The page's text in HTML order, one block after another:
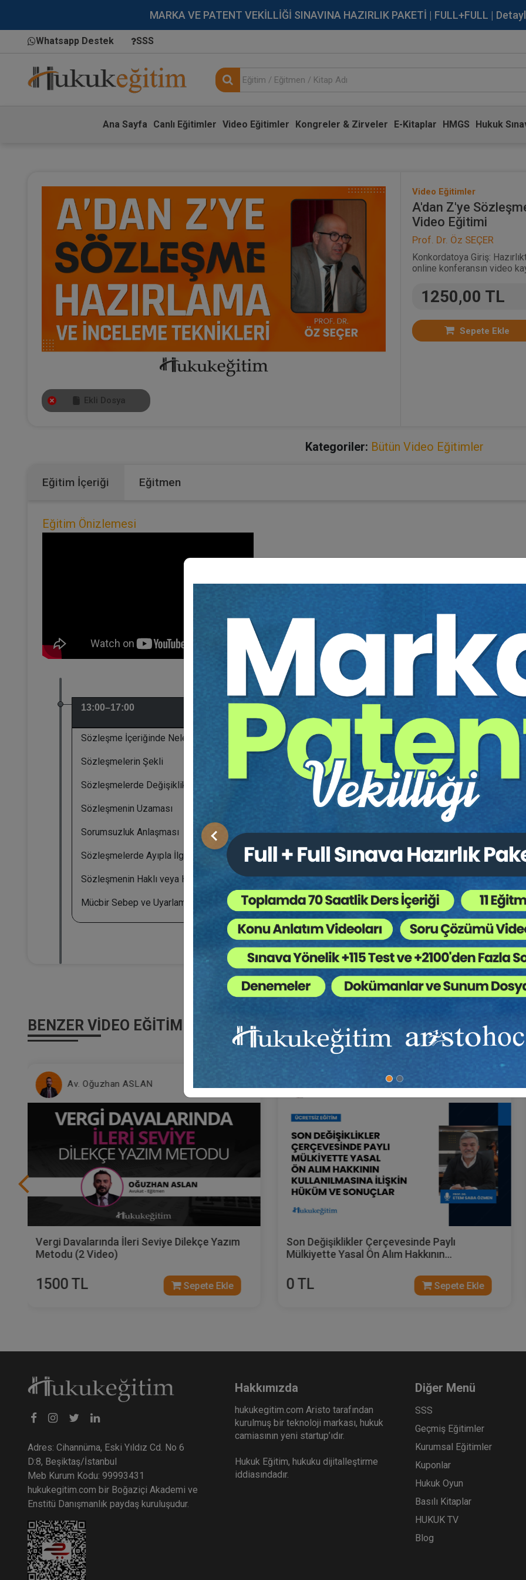
MARKA VE PATENT VEKİLLİĞİ SINAVINA HAZIRLIK PAKETİ | FULL+FULL |
Whatsapp Destek SSS
Ana Sayfa Canlı Eğitimler Video Eğitimler Kongreler & Zirveler E-Kitaplar HMGS Hukuk
Önceki
Ekli Dosya
Video Eğitimler
A'dan Z'ye
Video Eğitimi
Prof. Dr. Öz SEÇER
Konkordatoya Giriş:
online konferansın video
1250,00 TL
Sepete Ekle
Kategoriler: Bütün Video Eğitimler
Eğitim İçeriği Eğitmen
Eğitim Önizlemesi
A'dan Z'ye Sözleşme Hazırlama ve İnceleme Teknikleri
13:00–17:00
Sözleşme İçeriğinde Neler Olmalı
Sözleşmelerin Şekli
Sözleşmelerde Değişiklik
Sözleşmenin Uzaması
Sorumsuzluk Anlaşması
Sözleşmelerde Ayıpla İlgili Düzenlemeler
Sözleşmenin Haklı veya Haksız Fesih
Mücbir Sebep ve Uyarlama
BENZER VIDEO EĞITIMLER
Av. Oğuzhan ASLAN
Vergi Davalarında İleri Seviye Dilekçe Yazım
Metodu (2 Video)
1500 TL Sepete Ekle
Prof. Dr. Etem Saba ÖZMEN
Son Değişiklikler Çerçevesinde Paylı
Mülkiyette Yasal Ön Alım Hakkının
0 TL Sepete Ekle
Adres: Cihannüma, Eski Yıldız Cd. No 6
D:8, Beşiktaş/İstanbul
Meb Kurum Kodu: 99993431
hukukegitim.com bir Boğaziçi Akademi ve
Enstitü Danışmanlık paydaş kuruluşudur.
Hakkımızda
hukukegitim.com Aristo tarafından
kurulmuş bir teknoloji markası, hukuk
camiasının yeni startup’ıdır.
Hukuk Eğitim, hukuku dijitalleştirme
iddiasındadır.
Diğer Menü
SSS
Geçmiş Eğitimler
Kurumsal Eğitimler
Kuponlar
Hukuk Oyun
Basılı Kitaplar
HUKUK TV
Blog